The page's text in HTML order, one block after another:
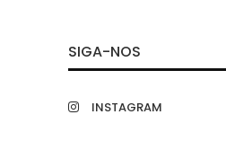
SIGA-NOS
INSTAGRAM